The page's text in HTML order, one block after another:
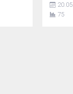
için
75